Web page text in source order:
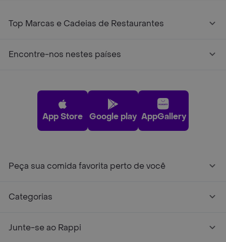
Top Marcas e Cadeias de Restaurantes
Encontre-nos nestes países
App Store Google play AppGallery
Peça sua comida favorita perto de você
Categorias
Junte-se ao Rappi